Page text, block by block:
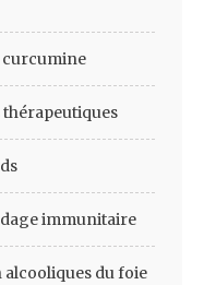
curcumine
thérapeutiques
immunitaire
alcooliques du foie